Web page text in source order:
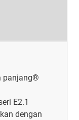
panjang®
E2.1
dengan